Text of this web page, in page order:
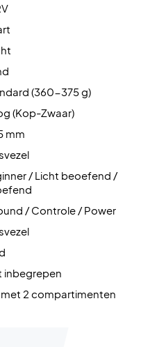
(360-375 g)
(Kop-Zwaar)
mm
/ Licht beoefend /
/ Controle / Power
inbegrepen
met 2 compartimenten